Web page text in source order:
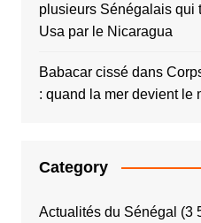
plusieurs Sénégalais qui
Usa par le Nicaragua
Babacar cissédans
: quand la mer devient le
Category
Actualités du Sénégal (3